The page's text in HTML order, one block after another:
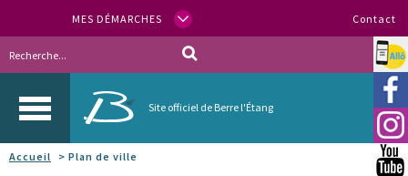
MES DÉMARCHES Contact
Site officiel de Berre l'Étang
Allo
Accueil > Plan de ville